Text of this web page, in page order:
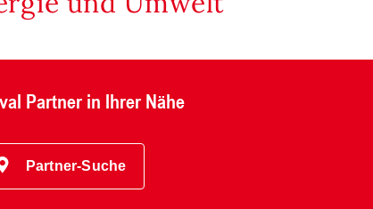
Partner in Ihrer Nähe
Partner-Suche